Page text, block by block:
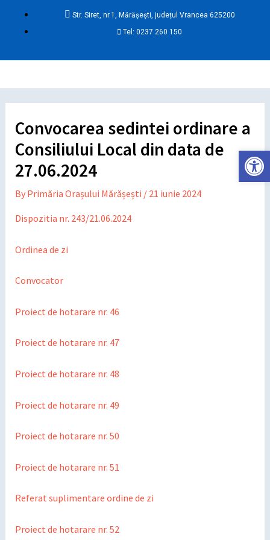
Str. Siret, nr.1, Mărășești, județul Vrancea 625200
Tel: 0237 260 150
Convocarea sedintei ordinare a
Consiliului Local din data de
27.06.2024
By Primăria Orașului Mărășești / 21 iunie 2024
Dispozitia nr. 243/21.06.2024
Ordinea de zi
Convocator
Proiect de hotarare nr. 46
Proiect de hotarare nr. 47
Proiect de hotarare nr. 48
Proiect de hotarare nr. 49
Proiect de hotarare nr. 50
Proiect de hotarare nr. 51
Referat suplimentare ordine de zi
Proiect de hotarare nr. 52
Deschide